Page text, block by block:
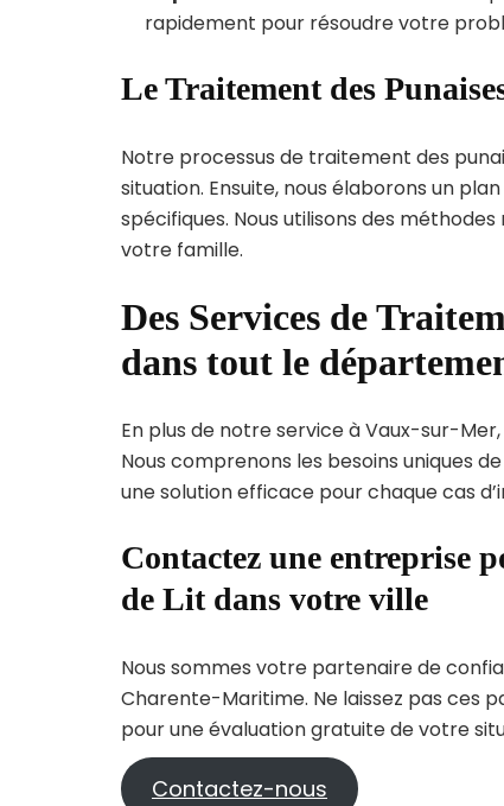
rapidement pour résoudre votre
Le Traitement des
Notre processus de traitement des
situation. Ensuite, nous élaborons un
spécifiques. Nous utilisons des
votre famille.
Des Services de
dans tout le
En plus de notre service à Vaux-sur-
Nous comprenons les besoins uniques
une solution efficace pour chaque cas
Contactez une entreprise
de Lit dans votre ville
Nous sommes votre partenaire de
Charente-Maritime. Ne laissez pas ces
pour une évaluation gratuite de votre
Contactez-nous